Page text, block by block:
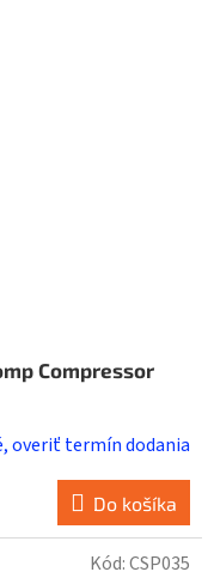
Compressor
overiť termín dodania
Do košíka
Kód:CSP035